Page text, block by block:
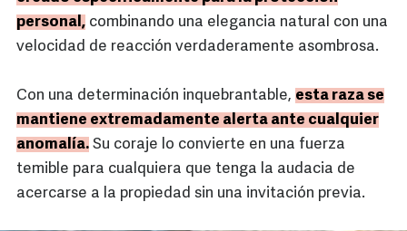
personal, combinando una elegancia natural con una
velocidad de reacción verdaderamente asombrosa.
Con una determinación inquebrantable, esta raza se
mantiene extremadamente alerta ante cualquier
anomalía. Su coraje lo convierte en una fuerza
temible para cualquiera que tenga la audacia de
acercarse a la propiedad sin una invitación previa.